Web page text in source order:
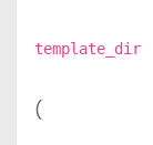
template_dir
(